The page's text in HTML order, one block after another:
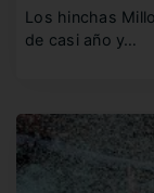
Los hinchas
de casi año y…